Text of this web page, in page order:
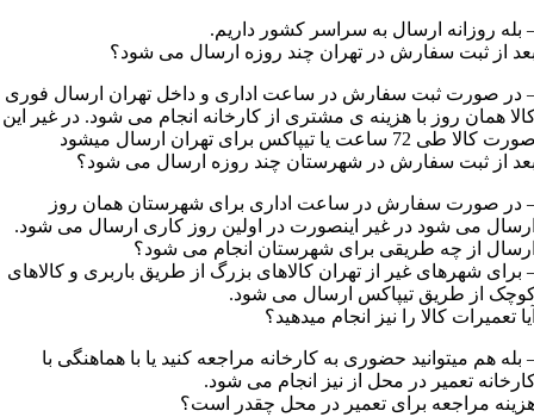
بله روزانه ارسال به سراسر کشور داریم.
از ثبت سفارش در تهران چند روزه ارسال می شود؟
در صورت ثبت سفارش در ساعت اداری و داخل تهران ارسال فوری
همان روز با هزینه ی مشتری از کارخانه انجام می شود. در غیر این
کالا طی 72 ساعت یا تیپاکس برای تهران ارسال میشود
از ثبت سفارش در شهرستان چند روزه ارسال می شود؟
در صورت سفارش در ساعت اداری برای شهرستان همان روز
می شود در غیر اینصورت در اولین روز کاری ارسال می شود.
از چه طریقی برای شهرستان انجام می شود؟
برای شهرهای غیر از تهران کالاهای بزرگ از طریق باربری و کالاهای
از طریق تیپاکس ارسال می شود.
تعمیرات کالا را نیز انجام میدهید؟
بله هم میتوانید حضوری به کارخانه مراجعه کنید یا با هماهنگی با
تعمیر در محل از نیز انجام می شود.
مراجعه برای تعمیر در محل چقدر است؟